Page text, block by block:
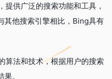
供广泛的搜索功能和工具，
其他搜索引擎相比，Bing具有
算法和技术，根据用户的搜索
。